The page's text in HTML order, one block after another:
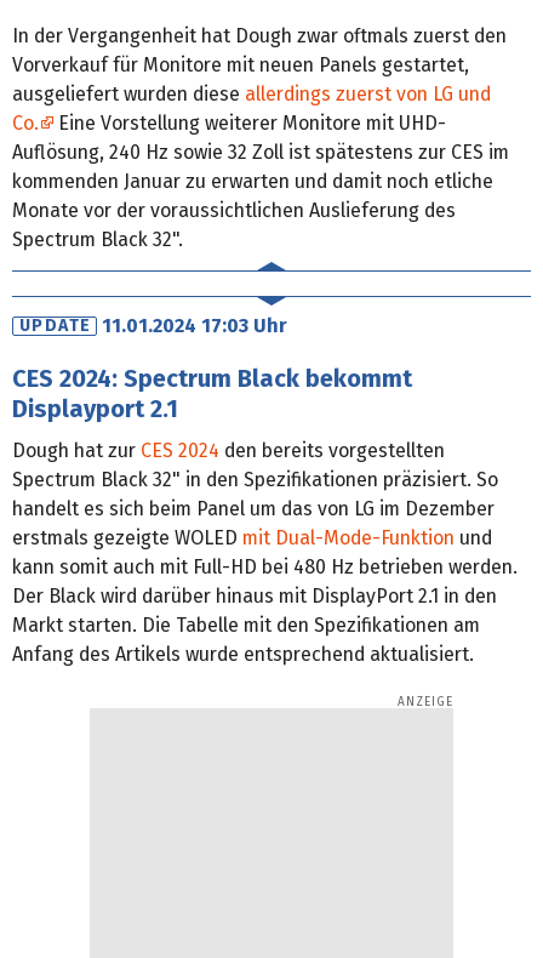
In der Vergangenheit hat Dough zwar oftmals zuerst den
Vorverkauf für Monitore mit neuen Panels gestartet,
ausgeliefert wurden diese allerdings zuerst von LG und
Co.
Eine Vorstellung weiterer Monitore mit UHD-
Auflösung, 240 Hz sowie 32 Zoll ist spätestens zur CES im
kommenden Januar zu erwarten und damit noch etliche
Monate vor der voraussichtlichen Auslieferung des
Spectrum Black 32".
UPDATE 11.01.2024 17:03 Uhr
CES 2024: Spectrum Black bekommt
Displayport 2.1
Dough hat zur CES 2024 den bereits vorgestellten
Spectrum Black 32" in den Spezifikationen präzisiert. So
handelt es sich beim Panel um das von LG im Dezember
erstmals gezeigte WOLED mit Dual-Mode-Funktion und
kann somit auch mit Full-HD bei 480 Hz betrieben werden.
Der Black wird darüber hinaus mit DisplayPort 2.1 in den
Markt starten. Die Tabelle mit den Spezifikationen am
Anfang des Artikels wurde entsprechend aktualisiert.